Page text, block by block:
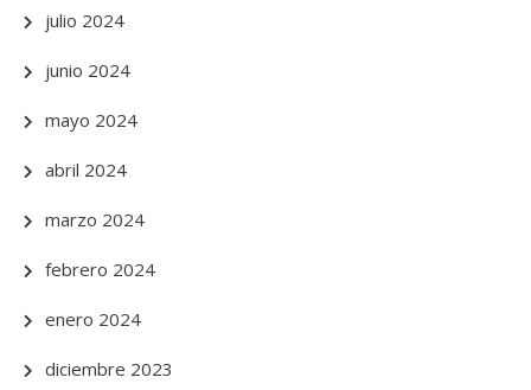
julio 2024
junio 2024
mayo 2024
abril 2024
marzo 2024
febrero 2024
enero 2024
diciembre 2023